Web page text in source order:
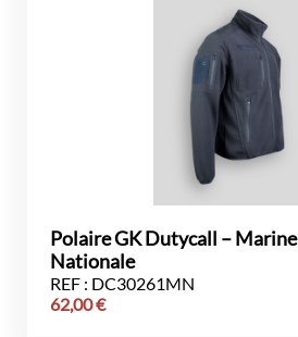
Polaire GK Dutycall – Marine
Nationale
REF : DC30261MN
62,00€